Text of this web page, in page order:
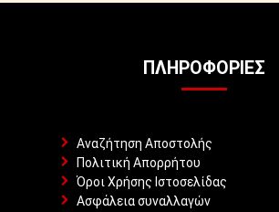
ΠΛΗΡΟΦΟΡΊΕΣ
Αναζήτηση Αποστολής
Πολιτική Απορρήτου
Όροι Χρήσης Ιστοσελίδας
Ασφάλεια συναλλαγών